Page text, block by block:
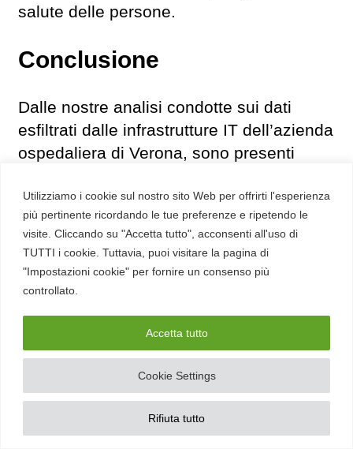
Utilizziamo i cookie sul nostro sito Web per offrirti l'esperienza
più pertinente ricordando le tue preferenze e ripetendo le
visite. Cliccando su "Accetta tutto", acconsenti all'uso di
TUTTI i cookie. Tuttavia, puoi visitare la pagina di
"Impostazioni cookie" per fornire un consenso più
controllato.
Cookie Settings
Rifiuta tutto
Accetta tutto
salute delle persone.
Conclusione
Dalle nostre analisi condotte sui dati
esfiltrati dalle infrastrutture IT dell’azienda
ospedaliera di Verona, sono presenti
per comprendere pienamente il reale
impatto. Dalla analisi preliminari, abbiamo
riscontrato che moltissimi dati contenuti
sono afferenti a diversi anni fa.
condotte nei laboratori dell’azienda, molti
di questi dati sono del 2023 ma molti altri
sono provenienti da altri laboratori di altre
aziende cliniche private e pubbliche e
non sono strutturati all’interno delle